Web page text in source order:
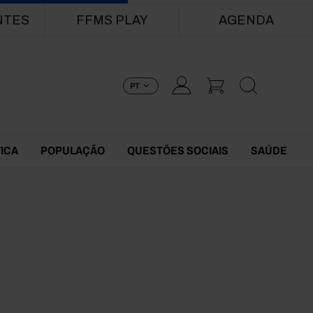
FFMS PLAY AGENDA
PT
POPULAÇÃO QUESTÕES SOCIAIS SAÚDE